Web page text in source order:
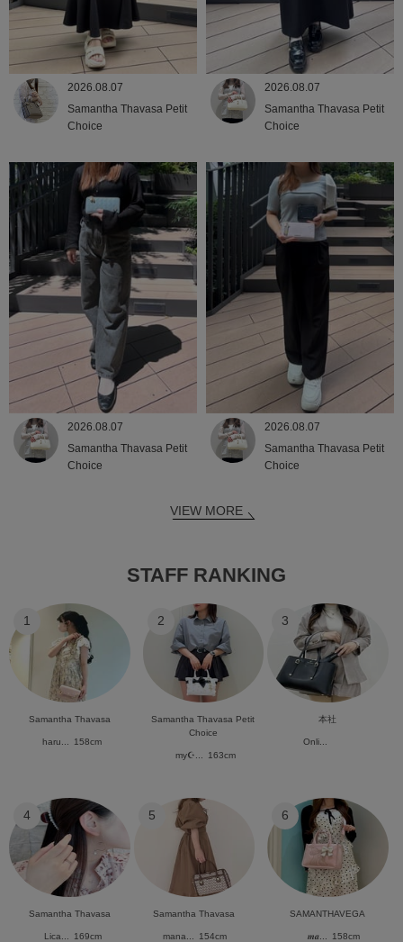
2026.08.07
Samantha Thavasa Petit
Choice
2026.08.07
Samantha Thavasa Petit
Choice
2026.08.07
Samantha Thavasa Petit
Choice
2026.08.07
Samantha Thavasa Petit
Choice
VIEW MORE
STAFF RANKING
1
Samantha Thavasa
haru... 158cm
2
Samantha Thavasa Petit
Choice
my☪︎... 163cm
3
本社
Onli...
4
Samantha Thavasa
Lica... 169cm
5
Samantha Thavasa
mana... 154cm
6
SAMANTHAVEGA
𝒎𝒂... 158cm